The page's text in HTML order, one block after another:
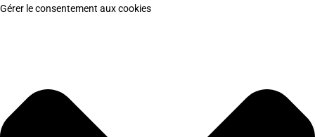
Gérer le consentement aux cookies